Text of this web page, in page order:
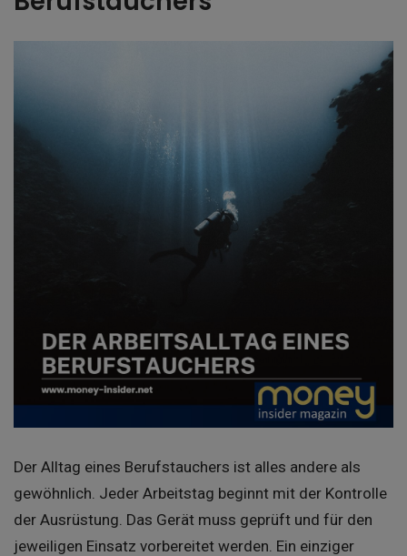
Der Alltag eines Berufstauchers ist alles andere als
gewöhnlich. Jeder Arbeitstag beginnt mit der Kontrolle
der Ausrüstung. Das Gerät muss geprüft und für den
jeweiligen Einsatz vorbereitet werden. Ein einziger